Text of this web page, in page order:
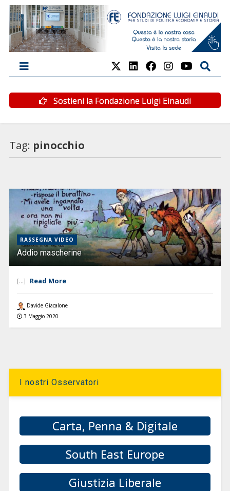
Sostieni la Fondazione Luigi Einaudi
Tag: pinocchio
RASSEGNA VIDEO
Addio mascherine
[...] Read More
Davide Giacalone
3 Maggio 2020
I nostri Osservatori
Carta, Penna & Digitale
South East Europe
Giustizia Liberale